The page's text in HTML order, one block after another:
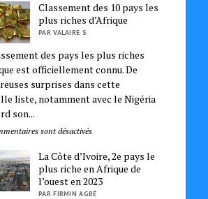
Classement des 10 pays les
plus riches d’Afrique
PAR VALAIRE S
des pays les plus riches
est officiellement connu. De
surprises dans cette
liste, notamment avec le Nigéria
son...
sont désactivés
La Côte d’Ivoire, 2e pays le
plus riche en Afrique de
l’ouest en 2023
PAR FIRMIN AGBÉ